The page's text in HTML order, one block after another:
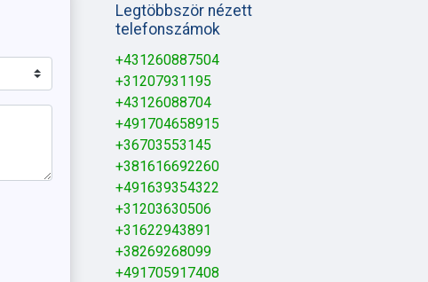
Legtöbbször nézett
telefonszámok
+431260887504
+31207931195
+43126088704
+491704658915
+36703553145
+381616692260
+491639354322
+31203630506
+31622943891
+38269268099
+491705917408